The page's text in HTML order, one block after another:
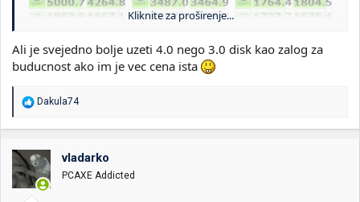
A u stvari je ovako:
Kliknite za proširenje...
Ali je svejedno bolje uzeti 4.0 nego 3.0 disk kao zalog za
buducnost ako im je vec cena ista
R
o
v
a
n
Dakula74
vladarko
PCAXE Addicted